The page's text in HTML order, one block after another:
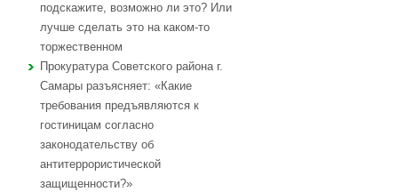
подскажите, возможно ли это? Или
лучше сделать это на каком-то
торжественном
Прокуратура Советского района г.
Самары разъясняет: «Какие
требования предъявляются к
гостиницам согласно
законодательству об
антитеррористической
защищенности?»